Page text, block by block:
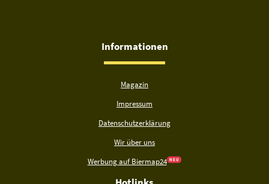
Informationen
Magazin
Impressum
Datenschutzerklärung
Wir über uns
Werbung auf Biermap24 N E U